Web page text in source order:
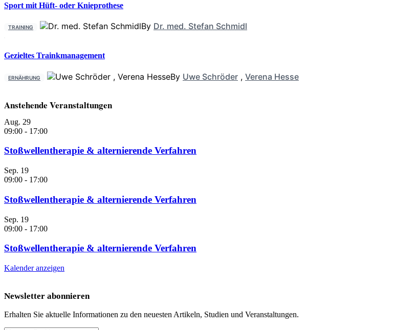
Sport mit Hüft- oder Knieprothese
TRAINING By Dr. med. Stefan Schmidl
Gezieltes Trainkmanagement
ERNÄHRUNG By Uwe Schröder , Verena Hesse
Anstehende Veranstaltungen
Aug. 29
09:00 - 17:00
Stoßwellentherapie & alternierende Verfahren
Sep. 19
09:00 - 17:00
Stoßwellentherapie & alternierende Verfahren
Sep. 19
09:00 - 17:00
Stoßwellentherapie & alternierende Verfahren
Kalender anzeigen
Newsletter abonnieren
Erhalten Sie aktuelle Informationen zu den neuesten Artikeln, Studien und Veranstaltungen.